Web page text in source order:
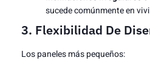
sucede comúnmente en
3. Flexibilidad De
Los paneles más pequeños: